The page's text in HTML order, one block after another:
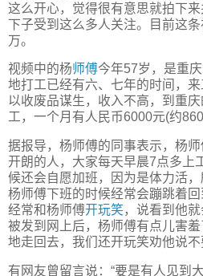
这么开心，觉得很有意思就拍下
下子受到这么多人关注。目前这
万。
视频中的杨师傅今年57岁，是重
地打工已经有六、七年的时间，
以收废品谋生，收入不高，到重
工，一个月有人民币6000元(约
据报导，杨师傅的同事表示，杨
开朗的人，大家每天早晨7点多上
候还会自愿加班，因为是体力活
杨师傅下班的时候经常会蹦跳着
经常和杨师傅开玩笑，说看到他
被发到网上后，杨师傅有点儿害
地走回去，我们还开玩笑劝他说
有网友曾留言说：“要是有人见到